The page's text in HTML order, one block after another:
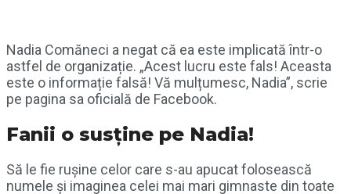
Nadia Comăneci a negat că ea este implicată într-o
astfel de organizație. „Acest lucru este fals! Aceasta
este o informație falsă! Vă mulțumesc, Nadia”, scrie
pe pagina sa oficială de Facebook.
Fanii o susține pe Nadia!
Să le fie rușine celor care s-au apucat folosească
numele și imaginea celei mai mari gimnaste din toate